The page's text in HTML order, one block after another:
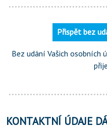
Přispět bez
Bez udání Vašich
KONTAKTNÍ ÚDAJE